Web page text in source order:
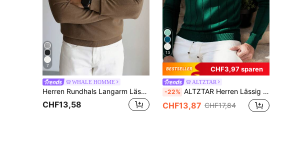
7
WHALE HOMME
Herren Rundhals Langarm Lässig Vielseitig Slim Fit Leicht Gestrickter Pullover
CHF13,58
13
CHF3,97 sparen
ALTZTAR
-22% ALTZTAR Herren Lässig Rippstrick Pullover, Rundhalsausschnitt, minimalistischer Modestil geeignet für den täglichen Gebrauch
CHF13,87 CHF17,84